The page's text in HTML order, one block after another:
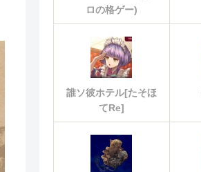
ロの格ゲー)
誰ソ彼ホテル[たそほ
てRe]